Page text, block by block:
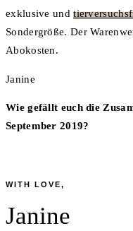
exklusive und
Sondergröße. Der
Abokosten.
Janine
Wie gefällt euch die
September 2019?
WITH LOVE,
Janine